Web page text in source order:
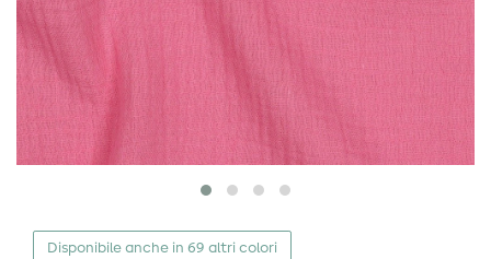
Disponibile anche in 69 altri colori